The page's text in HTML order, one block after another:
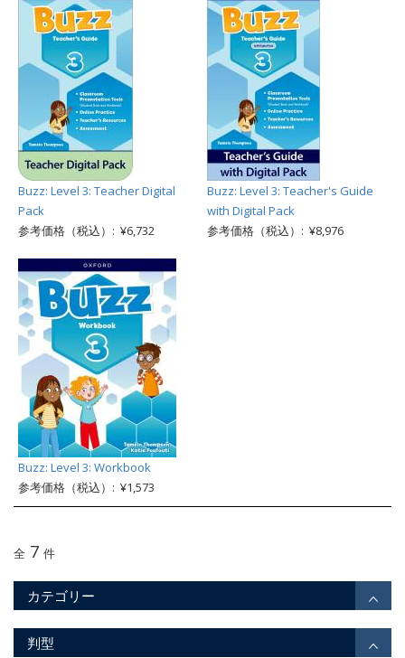
Buzz: Level 3: Teacher Digital
Pack
参考価格（税込）: ¥6,732
Buzz: Level 3: Teacher's Guide
with Digital Pack
参考価格（税込）: ¥8,976
Buzz: Level 3: Workbook
参考価格（税込）: ¥1,573
全 7 件
カテゴリー
判型